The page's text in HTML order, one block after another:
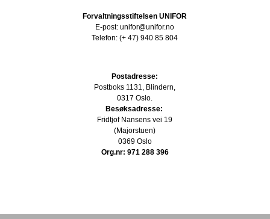
Forvaltningsstiftelsen UNIFOR
E-post: unifor@unifor.no
Telefon: (+ 47) 940 85 804
Postadresse:
Postboks 1131, Blindern,
0317 Oslo.
Besøksadresse:
Fridtjof Nansens vei 19
(Majorstuen)
0369 Oslo
Org.nr: 971 288 396